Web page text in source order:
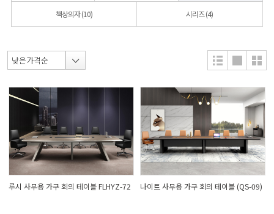
책상의자(10) 시리즈(4)
루시 사무용 가구 회의 테이블 FLHYZ-72 나이트 사무용 가구 회의 테이블 (QS-09)